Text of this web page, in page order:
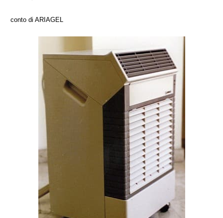
conto di ARIAGEL